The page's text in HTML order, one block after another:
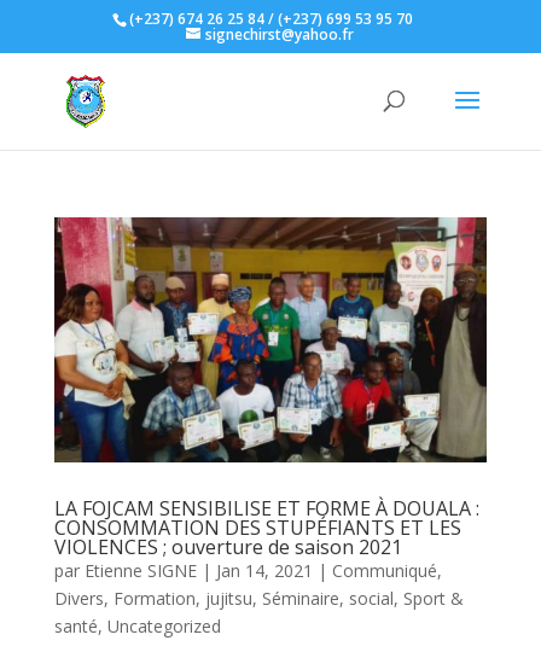
(+237) 674 26 25 84 / (+237) 699 53 95 70
signechirst@yahoo.fr
LA FOJCAM SENSIBILISE ET FORME À DOUALA :
CONSOMMATION DES STUPÉFIANTS ET LES
VIOLENCES ; ouverture de saison 2021
par Etienne SIGNE| Jan 14, 2021 | Communiqué,
Divers, Formation, jujitsu, Séminaire, social, Sport &
santé, Uncategorized